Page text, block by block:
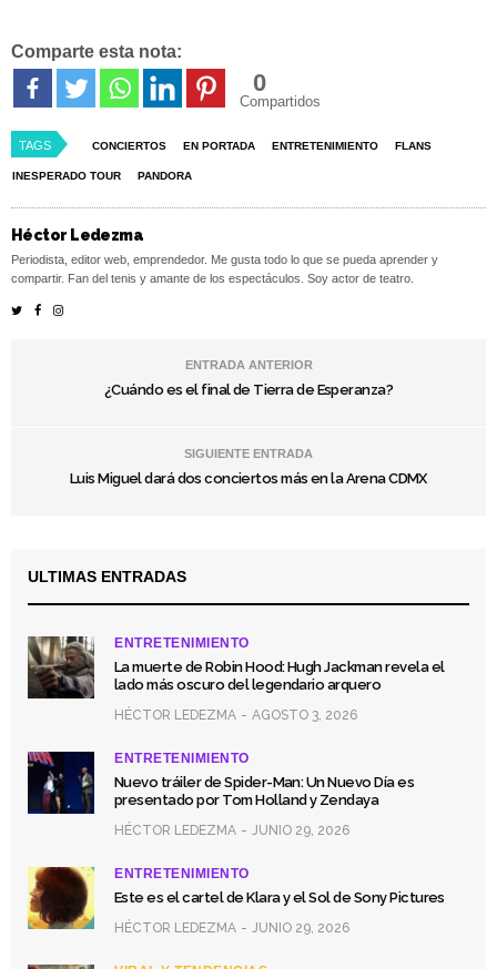
Comparte esta nota:
0
Compartidos
TAGS CONCIERTOS EN PORTADA ENTRETENIMIENTO FLANS
INESPERADO TOUR PANDORA
Héctor Ledezma
Periodista, editor web, emprendedor. Me gusta todo lo que se pueda aprender y
compartir. Fan del tenis y amante de los espectáculos. Soy actor de teatro.
ENTRADA ANTERIOR
¿Cuándo es el final de Tierra de Esperanza?
SIGUIENTE ENTRADA
Luis Miguel dará dos conciertos más en la Arena CDMX
ULTIMAS ENTRADAS
ENTRETENIMIENTO
La muerte de Robin Hood: Hugh Jackman revela el
lado más oscuro del legendario arquero
HÉCTOR LEDEZMA AGOSTO 3, 2026
ENTRETENIMIENTO
Nuevo tráiler de Spider-Man: Un Nuevo Día es
presentado por Tom Holland y Zendaya
HÉCTOR LEDEZMA JUNIO 29, 2026
ENTRETENIMIENTO
Este es el cartel de Klara y el Sol de Sony Pictures
HÉCTOR LEDEZMA JUNIO 29, 2026